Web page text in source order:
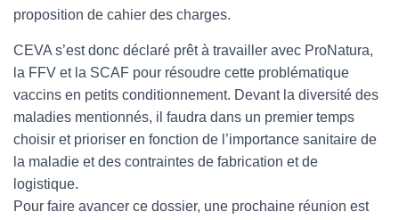
proposition de cahier des charges.
CEVA s’est donc déclaré prêt à travailler avec ProNatura,
la FFV et la SCAF pour résoudre cette problématique
vaccins en petits conditionnement. Devant la diversité des
maladies mentionnés, il faudra dans un premier temps
choisir et prioriser en fonction de l’importance sanitaire de
la maladie et des contraintes de fabrication et de
logistique.
Pour faire avancer ce dossier, une prochaine réunion est